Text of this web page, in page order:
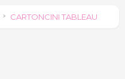
> CARTONCINI TABLEAU